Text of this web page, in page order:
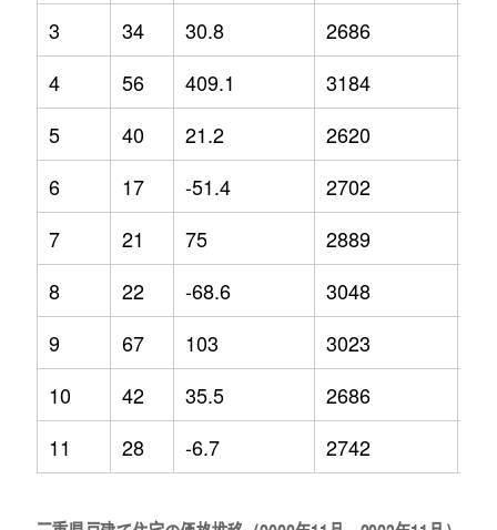
3
34 30.8 2686
4
56 409.1 3184
5
40 21.2 2620
6
17 -51.4 2702
7
21 75 2889
8
22 -68.6 3048
9
67 103 3023
10
42 35.5 2686
11
28 -6.7 2742